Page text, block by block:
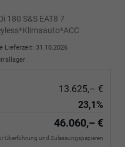
180 S&S EAT8 7
Lieferzeit: 31.10.2026
13.625,– €
23,1%
46.060,– €
Überführung und Zulassungspapieren